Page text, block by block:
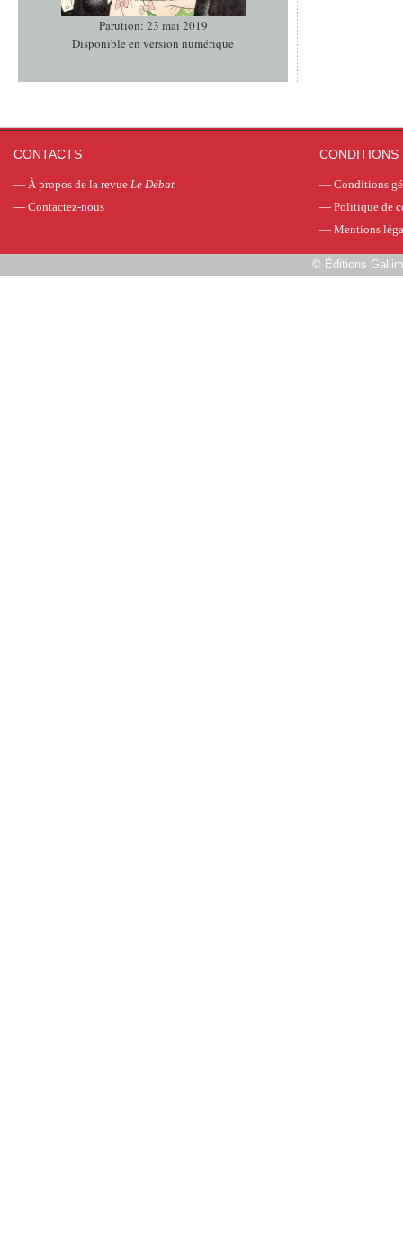
Parution: 23 mai 2019
Disponible en version numérique
CONTACTS
— À propos de la revue Le Débat
— Contactez-nous
CONDITIONS
— Conditions
— Politique de
— Mentions
© Éditions